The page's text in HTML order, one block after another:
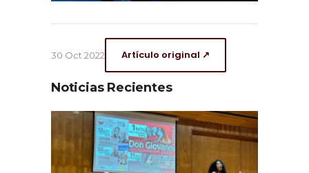
30 Oct 2022 Artículo original ↗
Noticias Recientes